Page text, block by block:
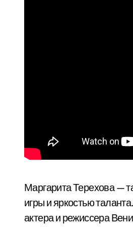
Маргарита Терехова —
игры и яркостью
актера и режиссера